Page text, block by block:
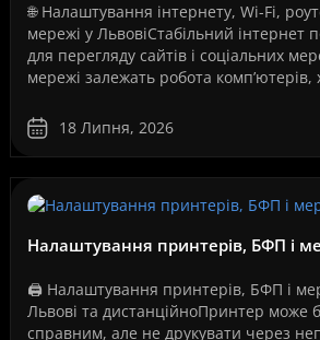
🌐 Налаштування інтернету, Wi-Fi,
мережі у ЛьвовіСтабільний інтернет
для перегляду сайтів і соціальних
мережі залежать робота комп’ютерів,
18 Липня, 2026
Налаштування принтерів, БФП і
🖨️ Налаштування принтерів, БФП і
Львові та дистанційноПринтер може
справним, але не друкувати через